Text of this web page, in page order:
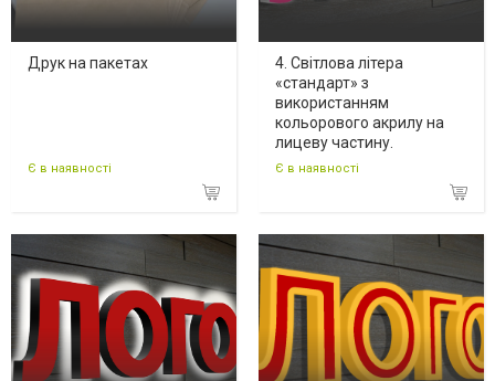
Друк на пакетах
Є в наявності
4. Світлова літера
«стандарт» з
використанням
кольорового акрилу на
лицеву частину.
Є в наявності